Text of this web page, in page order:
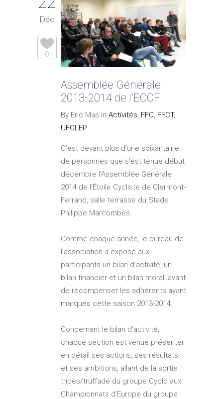
Déc
0
Assemblée Générale
2013-2014 de l’ECCF
By Eric Mas In Activités, FFC, FFCT,
UFOLEP
C’est devant plus d’une soixantaine
de personnes que s’est tenue début
décembre l’Assemblée Générale
2014 de l’Étoile Cycliste de Clermont-
Ferrand, salle terrasse du Stade
Philippe Marcombes.
Comme chaque année, le bureau de
l’association a exposé aux
participants un bilan d’activité, un
bilan financier et un bilan moral, avant
de récompenser les adhérents ayant
marqués cette saison 2013-2014.
Concernant le bilan d’activité,
chaque section est venue présenter
en détail ses actions, ses résultats
et ses ambitions, allant de la sortie
tripes/truffade du groupe Cyclo aux
Championnats d’Europe du groupe